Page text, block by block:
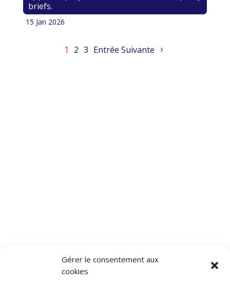
Gérer le consentement aux
cookies
briefs.
15 Jan 2026
1 2 3 Entrée Suivante